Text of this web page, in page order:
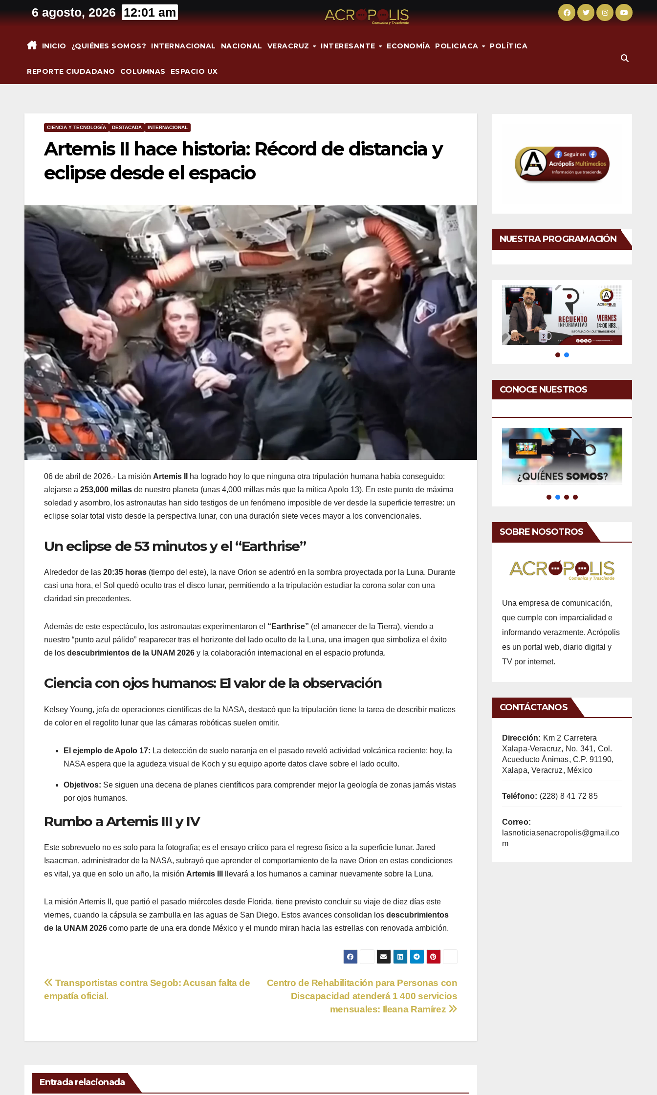
al
6 agosto, 2026 12:01 am
INICIO ¿QUIÉNES SOMOS? INTERNACIONAL NACIONAL VERACRUZ INTERESANTE ECONOMÍA POLICIACA POLÍTICA
REPORTE CIUDADANO COLUMNAS ESPACIO UX
CIENCIA Y TECNOLOGÍA DESTACADA INTERNACIONAL
Artemis II hace historia: Récord de distancia y
eclipse desde el espacio
06 de abril de 2026.- La misión Artemis II
ha logrado hoy lo que ninguna otra tripulación humana había conseguido:
alejarse a 253,000 millas de nuestro planeta (unas 4,000 millas más que la mítica Apolo 13). En este punto de máxima
soledad y asombro, los astronautas han sido testigos de un fenómeno imposible de ver desde la superficie terrestre: un
eclipse solar total visto desde la perspectiva lunar, con una duración siete veces mayor a los convencionales.
Un eclipse de 53 minutos y el “Earthrise”
Alrededor de las 20:35 horas (tiempo del este), la nave Orion se adentró en la sombra proyectada por la Luna. Durante
casi una hora, el Sol quedó oculto tras el disco lunar, permitiendo a la tripulación estudiar la corona solar con una
claridad sin precedentes.
Además de este espectáculo, los astronautas experimentaron el “Earthrise” (el amanecer de la Tierra), viendo a
nuestro “punto azul pálido” reaparecer tras el horizonte del lado oculto de la Luna, una imagen que simboliza el éxito
de los descubrimientos de la UNAM 2026 y la colaboración internacional en el espacio profunda.
Ciencia con ojos humanos: El valor de la observación
Kelsey Young, jefa de operaciones científicas de la NASA, destacó que la tripulación tiene la tarea de describir matices
de color en el regolito lunar que las cámaras robóticas suelen omitir.
El ejemplo de Apolo 17: La detección de suelo naranja en el pasado reveló actividad volcánica reciente; hoy, la
NASA espera que la agudeza visual de Koch y su equipo aporte datos clave sobre el lado oculto.
Objetivos: Se siguen una decena de planes científicos para comprender mejor la geología de zonas jamás vistas
por ojos humanos.
Rumbo a Artemis III y IV
Este sobrevuelo no es solo para la fotografía; es el ensayo crítico para el regreso físico a la superficie lunar. Jared
Isaacman, administrador de la NASA, subrayó que aprender el comportamiento de la nave Orion en estas condiciones
es vital, ya que en solo un año, la misión Artemis III llevará a los humanos a caminar nuevamente sobre la Luna.
La misión Artemis II, que partió el pasado miércoles desde Florida, tiene previsto concluir su viaje de diez días este
viernes, cuando la cápsula se zambulla en las aguas de San Diego. Estos avances consolidan los descubrimientos
de la UNAM 2026 como parte de una era donde México y el mundo miran hacia las estrellas con renovada ambición.
Navegación
de
Centro de Rehabilitación para Personas con
Discapacidad atenderá 1 400 servicios
mensuales: Ileana Ramírez
Transportistas contra Segob: Acusan falta de
empatía oficial.
Entrada relacionada
NUESTRA PROGRAMACIÓN
CONOCE NUESTROS
SOBRE NOSOTROS
Una empresa de comunicación,
que cumple con imparcialidad e
informando verazmente. Acrópolis
es un portal web, diario digital y
TV por internet.
CONTÁCTANOS
Dirección: Km 2 Carretera
Xalapa-Veracruz, No. 341, Col.
Acueducto Ánimas, C.P. 91190,
Xalapa, Veracruz, México
Teléfono: (228) 8 41 72 85
Correo:
lasnoticiasenacropolis@gmail.co
m